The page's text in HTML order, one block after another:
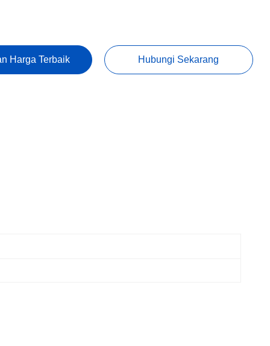
Harga Terbaik Hubungi Sekarang